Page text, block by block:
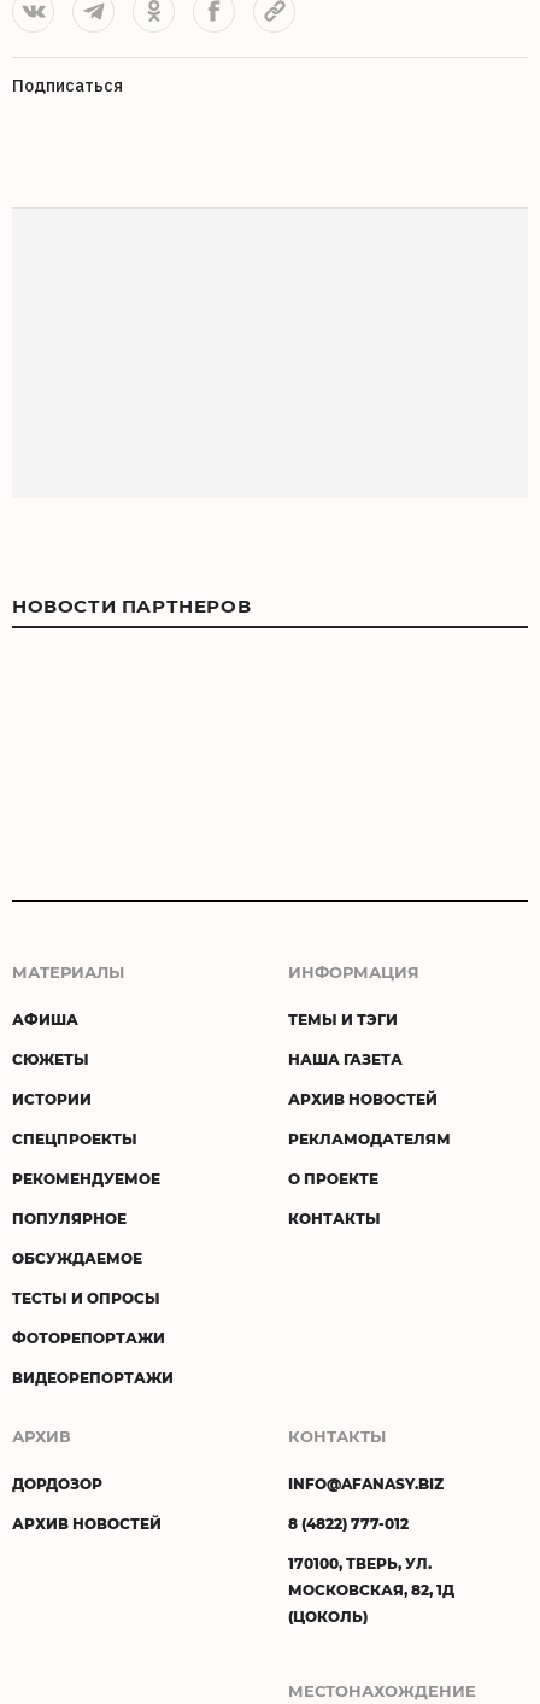
Подписаться
НОВОСТИ ПАРТНЕРОВ
МАТЕРИАЛЫ
АФИША
СЮЖЕТЫ
ИСТОРИИ
СПЕЦПРОЕКТЫ
РЕКОМЕНДУЕМОЕ
ПОПУЛЯРНОЕ
ОБСУЖДАЕМОЕ
ТЕСТЫ И ОПРОСЫ
ФОТОРЕПОРТАЖИ
ВИДЕОРЕПОРТАЖИ
ИНФОРМАЦИЯ
ТЕМЫ И ТЭГИ
НАША ГАЗЕТА
АРХИВ НОВОСТЕЙ
РЕКЛАМОДАТЕЛЯМ
О ПРОЕКТЕ
КОНТАКТЫ
АРХИВ
ДОРДОЗОР
АРХИВ НОВОСТЕЙ
КОНТАКТЫ
INFO@AFANASY.BIZ
8 (4822) 777-012
170100, ТВЕРЬ, УЛ.
МОСКОВСКАЯ, 82, 1Д
(ЦОКОЛЬ)
МЕСТОНАХОЖДЕНИЕ